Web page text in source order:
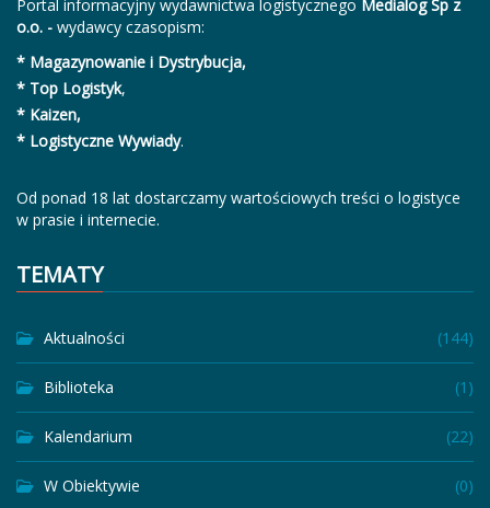
Portal informacyjny wydawnictwa logistycznego Medialog Sp z
o.o. - wydawcy czasopism:
* Magazynowanie i Dystrybucja,
* Top Logistyk,
* Kaizen,
* Logistyczne Wywiady.
Od ponad 18 lat dostarczamy wartościowych treści o logistyce
w prasie i internecie.
TEMATY
Aktualności (144)
Biblioteka (1)
Kalendarium (22)
W Obiektywie (0)